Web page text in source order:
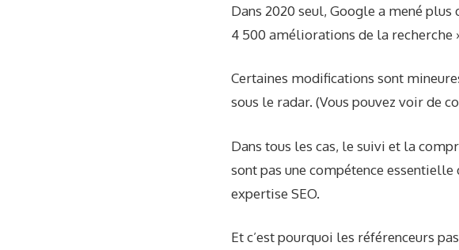
Dans 2020 seul, Google a mené plus
4 500 améliorations de la recherche
Certaines modifications sont
sous le radar. (Vous pouvez voir de
Dans tous les cas, le suivi et la
sont pas une compétence
expertise SEO.
Et c’est pourquoi les référenceurs